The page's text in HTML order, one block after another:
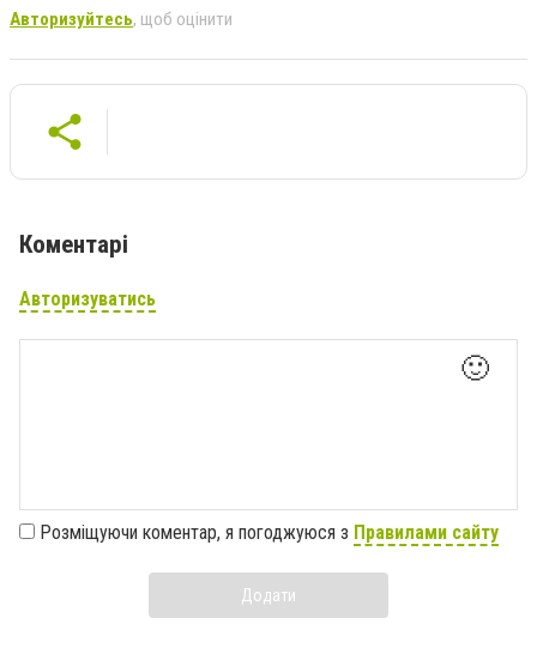
Авторизуйтесь, щоб оцінити
Коментарі
Авторизуватись
🙂
Розміщуючи коментар, я погоджуюся з Правилами сайту
Додати